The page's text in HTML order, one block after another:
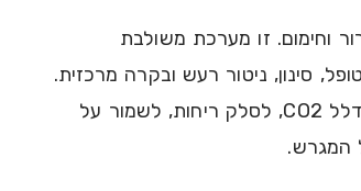
וחימום. זו מערכת משולבת
סינון, ניטור רעש ובקרה מרכזית.
במבנה מגורים די בשליטה על טמפרטורה. במוסד ציבורי צריך גם לדלל CO2, לסלק ריחות, לשמור על
המגרש.